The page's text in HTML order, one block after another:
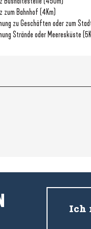
zum Bahnhof (4Km)
zu Geschäften oder zum
Strände oder Meeresküste
Ich